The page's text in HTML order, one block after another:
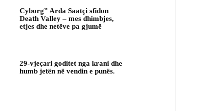
Cyborg” Arda Saatçi sfidon
Death Valley – mes dhimbjes,
etjes dhe netëve pa gjumë
29-vjeçari goditet nga krani dhe
humb jetën në vendin e punës.